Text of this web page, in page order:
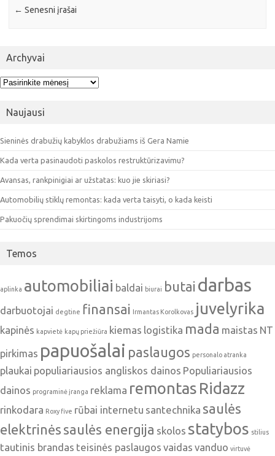
← Senesni įrašai
Archyvai
Archyvai
Naujausi
Sieninės drabužių kabyklos drabužiams iš Gera Namie
Kada verta pasinaudoti paskolos restruktūrizavimu?
Avansas, rankpinigiai ar užstatas: kuo jie skiriasi?
Automobilių stiklų remontas: kada verta taisyti, o kada keisti
Pakuočių sprendimai skirtingoms industrijoms
Temos
aplinka automobiliai baldai biurai butai darbas
darbuotojai degtine finansai Irmantas Korolkovas juvelyrika
kapinės kapvietė kapų priežiūra kiemas logistika mada maistas NT
pirkimas papuošalai paslaugos personalo atranka
plaukai populiariausios angliskos dainos Populiariausios
dainos programinė įranga reklama remontas Ridazz
rinkodara Roxy five rūbai internetu santechnika saulės
elektrinės saulės energija skolos statybos stilius
tautinis brandas teisinės paslaugos vaidas vanduo virtuvė